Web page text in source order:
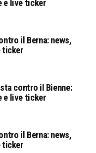
e live ticker
il Berna: news,
ticker
contro il Bienne:
e live ticker
il Berna: news,
ticker